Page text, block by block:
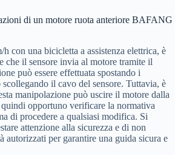
di un motore ruota anteriore BAFANG
con una bicicletta a assistenza elettrica, è
che il sensore invia al motore tramite il
può essere effettuata spostando i
il cavo del sensore. Tuttavia, è
manipolazione può uscire il motore dalla
opportuno verificare la normativa
di procedere a qualsiasi modifica. Si
attenzione alla sicurezza e di non
autorizzati per garantire una guida sicura e